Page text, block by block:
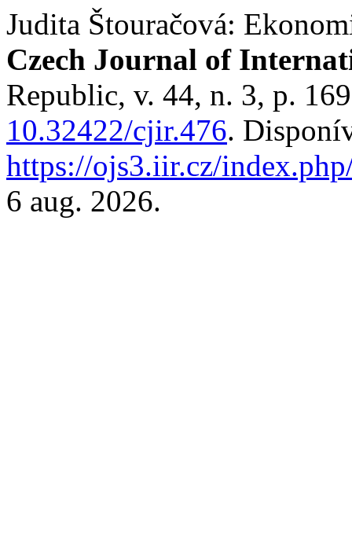
Judita Štouračová:
Czech Journal of
Republic, v. 44, n. 3, p.
10.32422/cjir.476.
https://ojs3.iir.cz/
6 aug. 2026.